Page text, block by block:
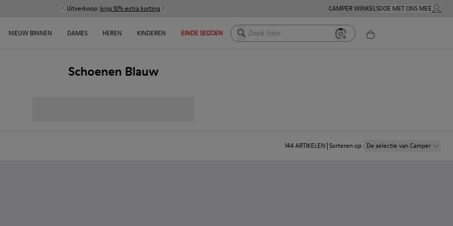
Uitverkoop: krijg 10% extra korting CAMPER WINKELSDOE MET ONS MEEMIJN
NIEUW BINNEN DAMES HEREN KINDEREN EINDE SEIZOEN Zoek hier
Schoenen Blauw
144ARTIKELEN Sorteren op: De selectie van Camper